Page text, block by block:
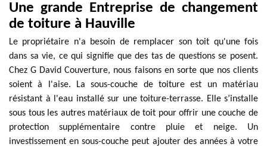
Une grande Entreprise de changement
de toiture à Hauville
Le propriétaire n'a besoin de remplacer son toit qu'une fois
dans sa vie, ce qui signifie que des tas de questions se posent.
Chez G David Couverture, nous faisons en sorte que nos clients
soient à l'aise. La sous-couche de toiture est un matériau
résistant à l'eau installé sur une toiture-terrasse. Elle s’installe
sous tous les autres matériaux de toit pour offrir une couche de
protection supplémentaire contre pluie et neige. Un
investissement en sous-couche peut ajouter des années à votre